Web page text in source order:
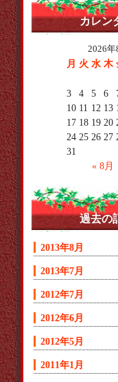
カレン
2026年
月 火 水 木
3
4 5 6
10 11 12 13
17 18 19 20
24 25 26 27
31
« 8月
過去の
2013年8月
2013年7月
2012年7月
2012年6月
2012年5月
2011年1月